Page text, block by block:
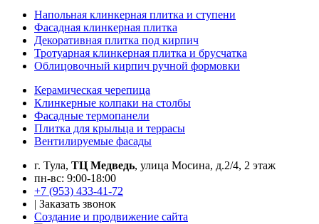
Напольная клинкерная плитка и ступени
Фасадная клинкерная плитка
Декоративная плитка под кирпич
Тротуарная клинкерная плитка и брусчатка
Облицовочный кирпич ручной формовки
Керамическая черепица
Клинкерные колпаки на столбы
Фасадные термопанели
Плитка для крыльца и террасы
Вентилируемые фасады
г. Тула, ТЦ Медведь, улица Мосина, д.2/4, 2 этаж
пн-вс: 9:00-18:00
+7 (953) 433-41-72
| Заказать звонок
Создание и продвижение сайта